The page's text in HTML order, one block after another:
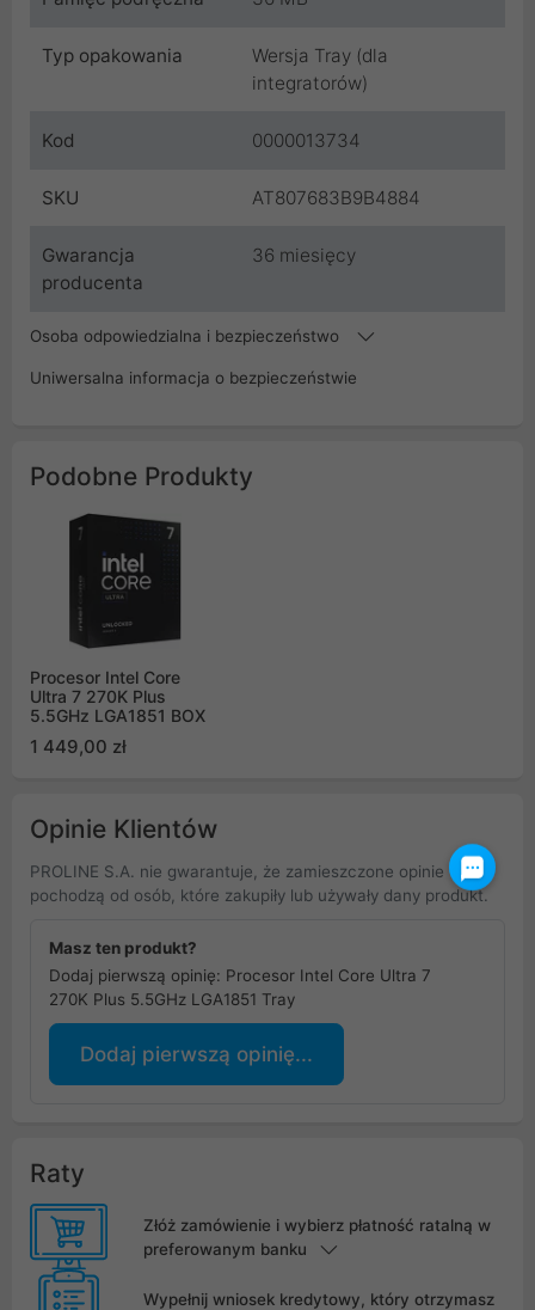
Typ opakowania
Wersja Tray (dla
integratorów)
Kod 0000013734
SKU AT807683B9B4884
Gwarancja
producenta
36 miesięcy
Osoba odpowiedzialna i bezpieczeństwo
Uniwersalna informacja o bezpieczeństwie
Podobne Produkty
Procesor Intel Core
Ultra 7 270K Plus
5.5GHz LGA1851 BOX
1 449,00 zł
Opinie Klientów
PROLINE S.A. nie gwarantuje, że zamieszczone opinie
pochodzą od osób, które zakupiły lub używały dany produkt.
Masz ten produkt?
Dodaj pierwszą opinię: Procesor Intel Core Ultra 7
270K Plus 5.5GHz LGA1851 Tray
Dodaj pierwszą opinię...
Raty
Złóż zamówienie i wybierz płatność ratalną w
preferowanym banku
Wypełnij wniosek kredytowy, który otrzymasz